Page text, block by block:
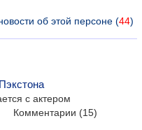
об этой персоне (44)
с актером
Комментарии (15)